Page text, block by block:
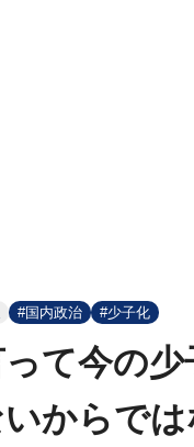
#国内政治 #少子化
て今の
からで